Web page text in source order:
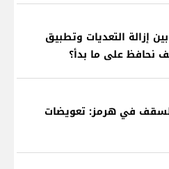
إزالة التعديات وتطبيق
نحافظ على ما بدأ؟
في هرمز: تعويضات